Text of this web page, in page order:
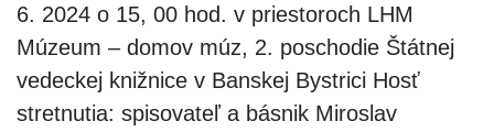
6. 2024 o 15, 00 hod. v priestoroch LHM
Múzeum – domov múz, 2. poschodie Štátnej
vedeckej knižnice v Banskej Bystrici Hosť
stretnutia: spisovateľ a básnik Miroslav